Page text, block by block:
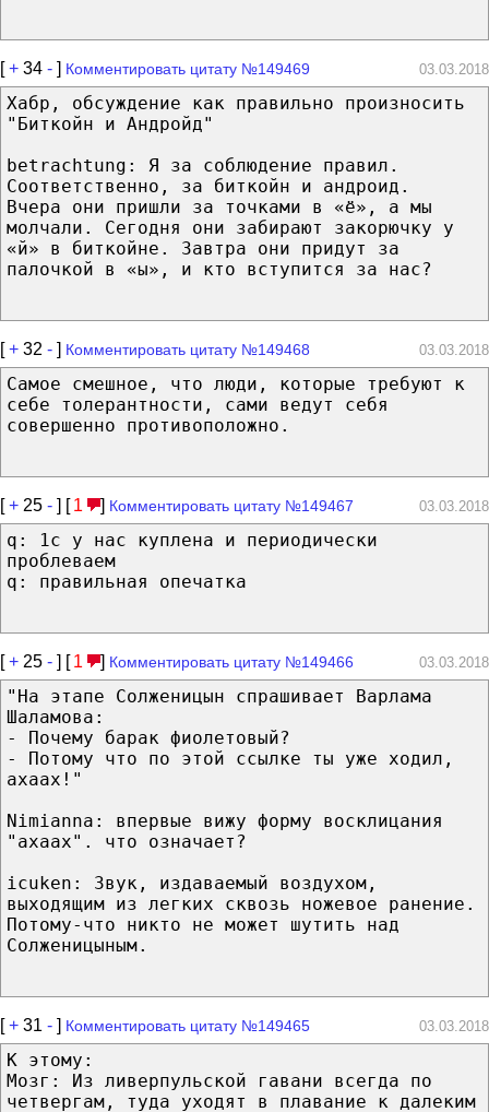
[+ 34 - ] Комментировать цитату №149469 03.03.2018
Хабр, обсуждение как правильно произносить
"Биткойн и Андройд"
betrachtung: Я за соблюдение правил.
Соответственно, за биткойн и андроид.
Вчера они пришли за точками в «ё», а мы
молчали. Сегодня они забирают закорючку у
«й» в биткойне. Завтра они придут за
палочкой в «ы», и кто вступится за нас?
[+ 32 - ] Комментировать цитату №149468 03.03.2018
Самое смешное, что люди, которые требуют к
себе толерантности, сами ведут себя
совершенно противоположно.
[+ 25 - ] [ 1 ] Комментировать цитату №149467 03.03.2018
q: 1с у нас куплена и периодически
проблеваем
q: правильная опечатка
[+ 25 - ] [ 1 ] Комментировать цитату №149466 03.03.2018
"На этапе Солженицын спрашивает Варлама
Шаламова:
- Почему барак фиолетовый?
- Потому что по этой ссылке ты уже ходил,
ахаах!"
Nimianna: впервые вижу форму восклицания
"ахаах". что означает?
icuken: Звук, издаваемый воздухом,
выходящим из легких сквозь ножевое ранение.
Потому-что никто не может шутить над
Солженицыным.
[+ 31 - ] Комментировать цитату №149465 03.03.2018
К этому:
Мозг: Из ливерпульской гавани всегда по
четвергам, туда уходят в плавание к далеким